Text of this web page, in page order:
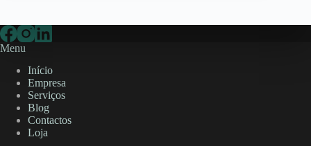
Menu
Início
Empresa
Serviços
Blog
Contactos
Loja